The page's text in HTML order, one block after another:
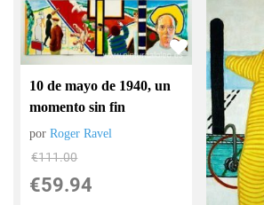
10 de mayo de 1940, un
momento sin fin
porRoger Ravel
€111.00
€59.94